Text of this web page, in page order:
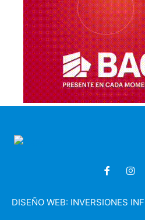
DISEÑO WEB: INVERSIONES